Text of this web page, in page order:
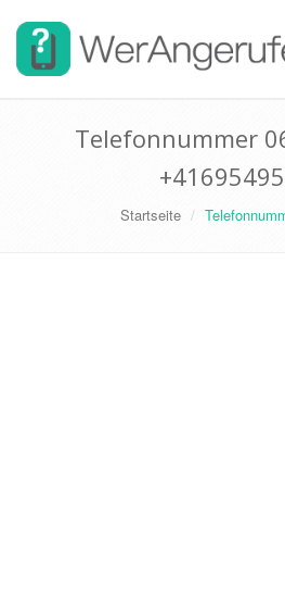
Telefonnummer
Startseite